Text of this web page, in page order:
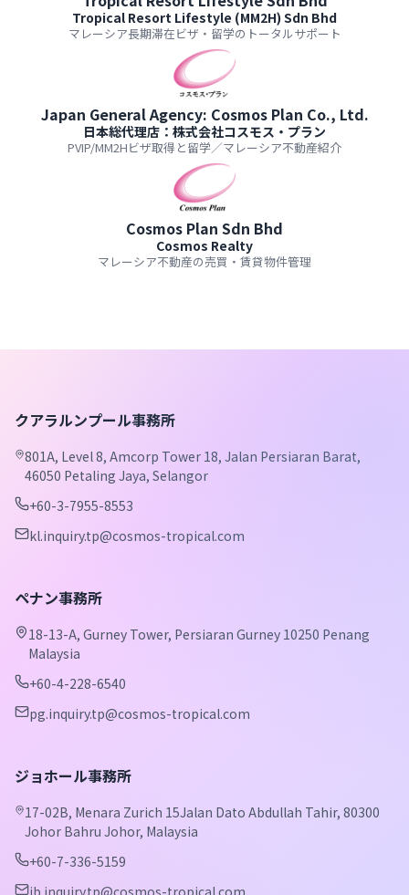
Tropical Resort Lifestyle (MM2H) Sdn Bhd
マレーシア長期滞在ビザ・留学のトータルサポート
Japan General Agency: Cosmos Plan Co., Ltd.
日本総代理店：株式会社コスモス・プラン
PVIP/MM2Hビザ取得と留学／マレーシア不動産紹介
Cosmos Plan Sdn Bhd
Cosmos Realty
マレーシア不動産の売買・賃貸物件管理
クアラルンプール事務所
801A, Level 8, Amcorp Tower 18, Jalan Persiaran Barat,
46050 Petaling Jaya, Selangor
+60-3-7955-8553
kl.inquiry.tp@cosmos-tropical.com
ペナン事務所
18-13-A, Gurney Tower, Persiaran Gurney 10250 Penang
Malaysia
+60-4-228-6540
pg.inquiry.tp@cosmos-tropical.com
ジョホール事務所
17-02B, Menara Zurich 15Jalan Dato Abdullah Tahir, 80300
Johor Bahru Johor, Malaysia
+60-7-336-5159